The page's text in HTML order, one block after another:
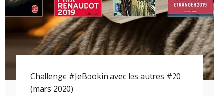
Challenge #JeBookin avec les autres #20
(mars 2020)